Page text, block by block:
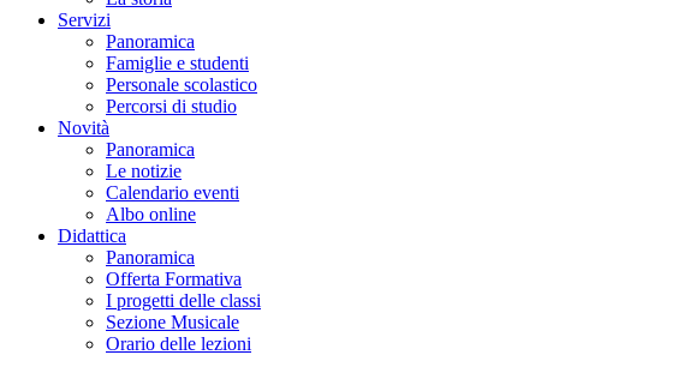
Servizi
Panoramica
Famiglie e studenti
Personale scolastico
Percorsi di studio
Novità
Panoramica
Le notizie
Calendario eventi
Albo online
Didattica
Panoramica
Offerta Formativa
I progetti delle classi
Sezione Musicale
Orario delle lezioni